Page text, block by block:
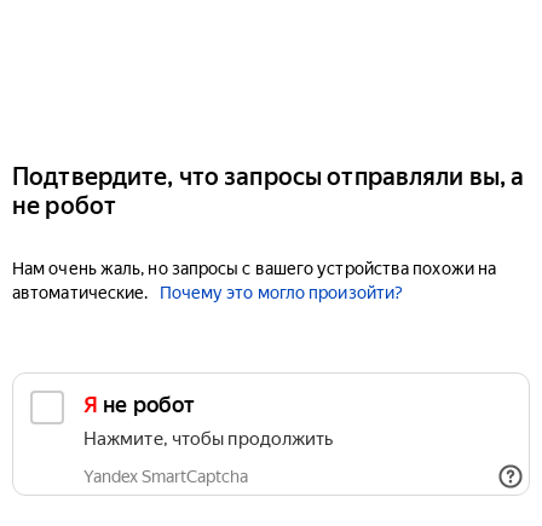
Подтвердите, что запросы отправляли вы, а
не робот
Нам очень жаль, но запросы с вашего устройства похожи на
автоматические.
Почему это могло произойти?
Я не робот
Нажмите, чтобы продолжить
Yandex SmartCaptcha